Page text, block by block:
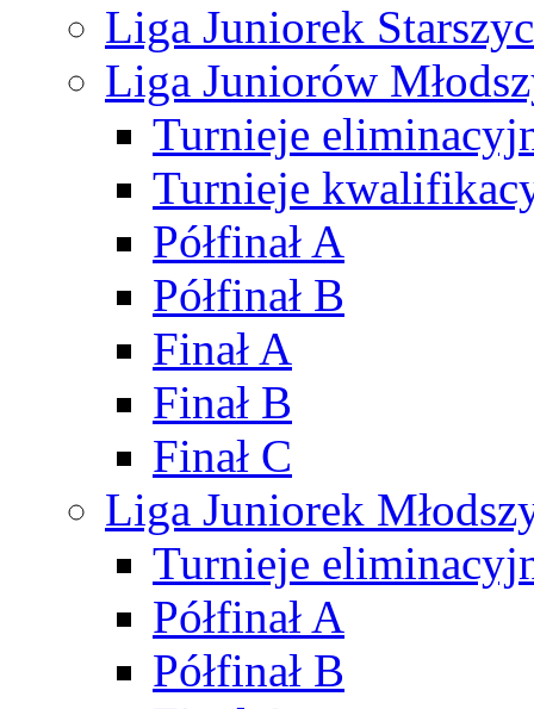
Liga Juniorek
Liga Juniorów
Turnieje
Turnieje
Półfinał A
Półfinał B
Finał A
Finał B
Finał C
Liga Juniorek
Turnieje
Półfinał A
Półfinał B